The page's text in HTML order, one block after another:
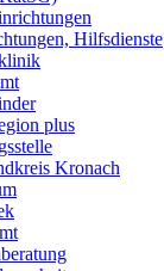
Hilfsdienste
plus
Kronach